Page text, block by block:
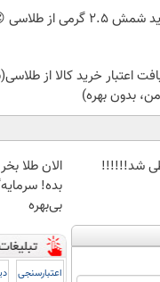
2.5 گرمی از طلاسی 😍
اعتبار خرید کالا از
بدون بهره)
شد!!!!!!
بده!
بی‌بهره
اعتبارسنجی